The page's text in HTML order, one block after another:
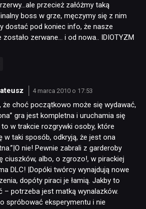
przecież załóżmy taką
boss w grze, męczymy się z nim
dostać pod koniec info, że nasze
zostało zerwane… i od nowa.. IDIOTYZM
4 marca 2010 o 17:53
że choć początkowo może się wydawać,
gra jest kompletna i uruchamia się
w trakcie rozgrywki osoby, które
w taki sposób, odkryją, że jest ona
nie! Pewnie zabrali z garderoby
ciuszków, albo, o zgrozo!, w pirackiej
DLC! |Dopóki twórcy wynajdują nowe
dopóty piraci je łamią. Jakby to
– potrzeba jest matką wynalazków.
spróbować eksperymentu i nie